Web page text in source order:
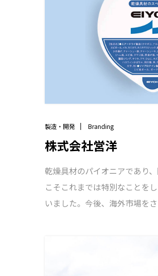
株式会社に改め、さらなる飛
製造・開発 Branding
株式会社営洋
乾燥具材のパイオニアであり
こそこれまでは特別なことを
いました。今後、海外市場を
新しい取り組みとしてスター
品の紹介、安心・安全に対す